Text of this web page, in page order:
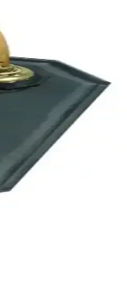
ömür sağlar.